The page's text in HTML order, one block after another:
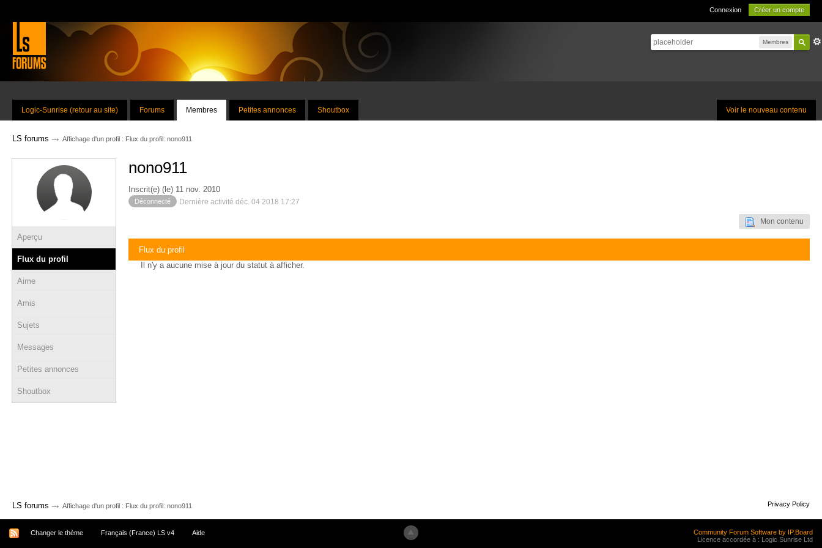
Connexion Créer un compte
Membres
Voir le nouveau contenu
Logic-Sunrise (retour au site) Forums Membres Petites annonces Shoutbox
LS forums → Affichage d'un profil : Flux du profil: nono911
Aperçu
Flux du profil
Aime
Amis
Sujets
Messages
Petites annonces
Shoutbox
nono911
Inscrit(e) (le) 11 nov. 2010
Déconnecté Dernière activité déc. 04 2018 17:27
Mon contenu
Flux du profil
Il n'y a aucune mise à jour du statut à afficher.
LS forums → Affichage d'un profil : Flux du profil: nono911 Privacy Policy
Changer le thème Français (France) LS v4 Aide
Community Forum Software by IP.Board
Licence accordée à : Logic Sunrise Ltd